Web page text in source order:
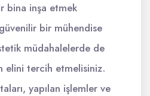
bina inşa etmek
bir mühendise
müdahalelerde de
elini tercih etmelisiniz.
yapılan işlemler ve